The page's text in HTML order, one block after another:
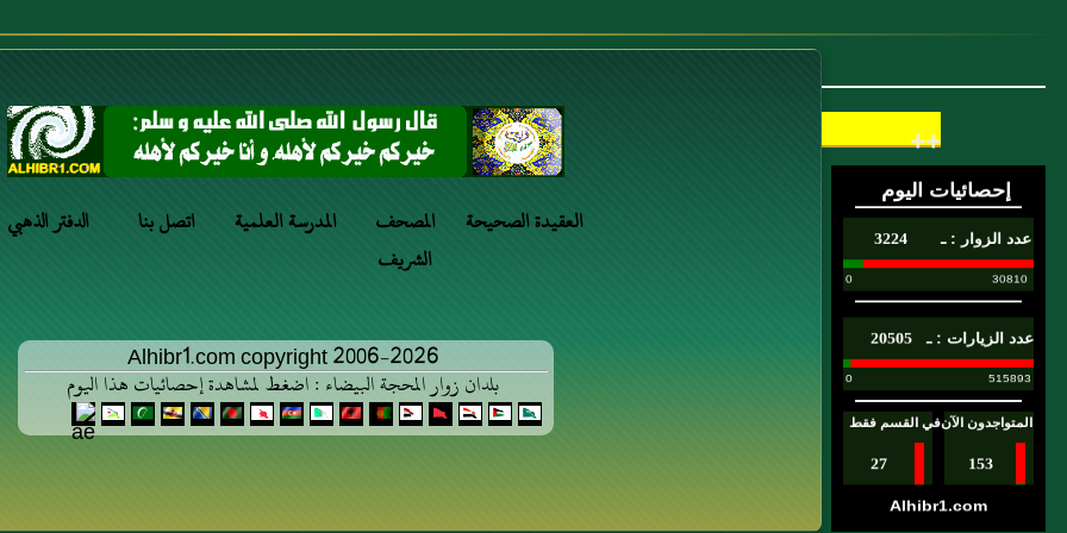
في الْمُتْعَةِ ثَلاثةَ أَيّامٍ ثمَّ نَهَى عَنْها" رَوَاهُ
الدفتر الذهبي اتصل بنا المدرسة العلمية
المصحف
الشريف
العقيدة الصحيحة
Alhibr1.com copyright 2006-2026
بلدان زوار المحجة البيضاء : اضغط لمشاهدة إحصائيات هذا اليوم
++